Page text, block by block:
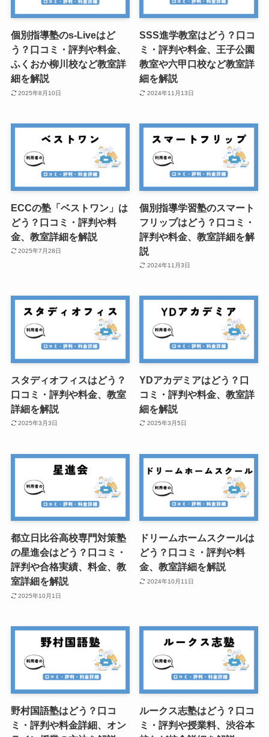
個別指導塾のs-Liveはど
う？口コミ・評判や料金、
ふくおか柳川校など教室詳
細を解説
2025年8月10日
SSS進学教室はどう？口コ
ミ・評判や料金、王子公園
教室や六甲口校など教室詳
細を解説
2024年11月13日
ECCの塾「ベストワン」は
どう？口コミ・評判や料
金、教室詳細を解説
2025年7月28日
個別指導学習塾のスマート
フリップはどう？口コミ・
評判や料金、教室詳細を解
説
2024年11月3日
スタディオフィスはどう？
口コミ・評判や料金、教室
詳細を解説
2025年3月3日
YDアカデミアはどう？口
コミ・評判や料金、教室詳
細を解説
2025年3月5日
都立日比谷高校専門対策塾
の星進会はどう？口コミ・
評判や合格実績、料金、教
室詳細を解説
2025年10月1日
ドリームホームスクールは
どう？口コミ・評判や料
金、教室詳細を解説
2024年10月11日
野村国語塾はどう？口コ
ミ・評判や料金詳細、オン
ルークス志塾はどう？口コ
ミ・評判や授業料、渋谷本